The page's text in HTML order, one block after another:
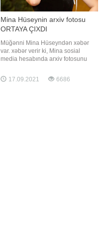
Mina Hüseynin arxiv fotosu
ORTAYA ÇIXDI
Müğənni Mina Hüseyndən xəbər
var. xəbər verir ki, Mina sosial
media hesabında arxiv fotosunu
izləyicilərin marağına səbəb olan
müğənni paylaşımı ilə xoş rəylər
17.09.2021 6686